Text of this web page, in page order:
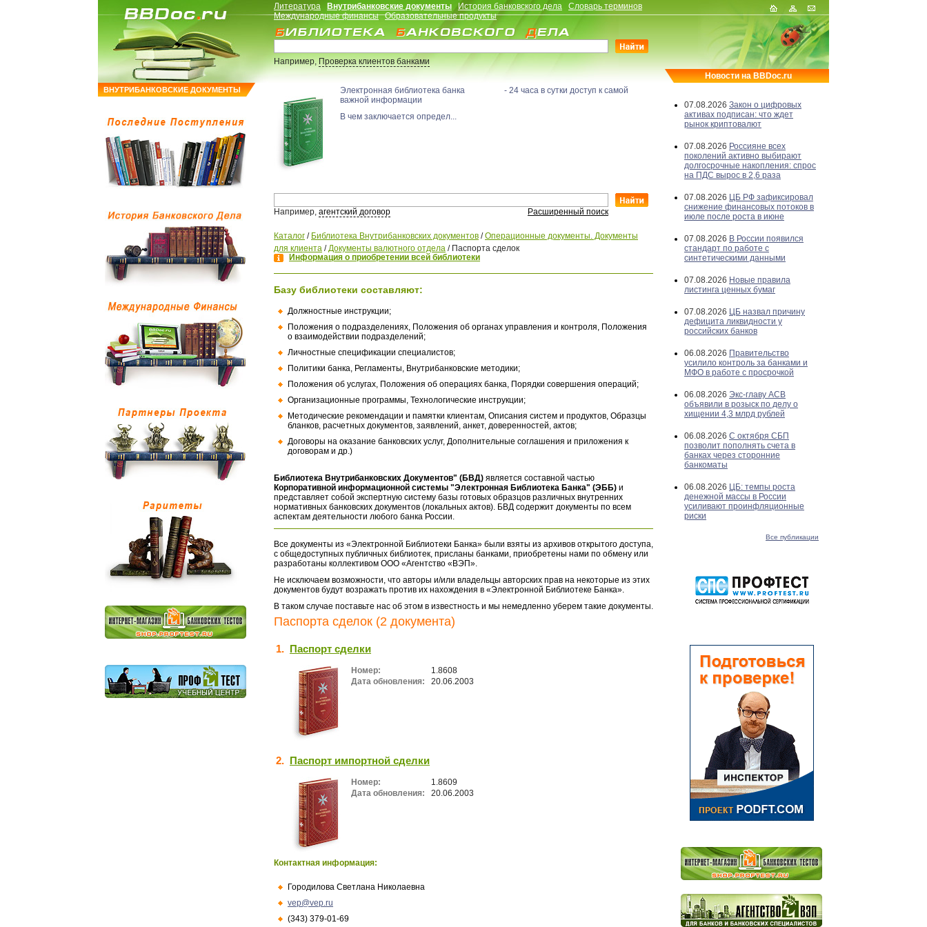
ВНУТРИБАНКОВСКИЕ ДОКУМЕНТЫ
Литература Внутрибанковские документы История банковского дела
Словарь терминов
Международные финансы
Образовательные продукты
Например,Проверка клиентов банками
Электронная библиотека банка - 24 часа в сутки доступ к самой
важной информации
В чем заключается определ...
Например, агентский договор Расширенный поиск
Каталог / Библиотека Внутрибанковских документов /Операционные документы. Документы
для клиента /Документы валютного отдела / Паспорта сделок
Информация о приобретении всей библиотеки
Базу библиотеки составляют:
Должностные инструкции;
Положения о подразделениях, Положения об органах управления и контроля, Положения
о взаимодействии подразделений;
Личностные спецификации специалистов;
Политики банка, Регламенты, Внутрибанковские методики;
Положения об услугах, Положения об операциях банка, Порядки совершения операций;
Организационные программы, Технологические инструкции;
Методические рекомендации и памятки клиентам, Описания систем и продуктов, Образцы
бланков, расчетных документов, заявлений, анкет, доверенностей, актов;
Договоры на оказание банковских услуг, Дополнительные соглашения и приложения к
договорам и др.)
Библиотека Внутрибанковских Документов" (БВД) является составной частью
Корпоративной информационной системы "Электронная Библиотека Банка" (ЭББ) и
представляет собой экспертную систему базы готовых образцов различных внутренних
нормативных банковских документов (локальных актов). БВД содержит документы по всем
аспектам деятельности любого банка России.
Все документы из «Электронной Библиотеки Банка» были взяты из архивов открытого доступа,
с общедоступных публичных библиотек, присланы банками, приобретены нами по обмену или
разработаны коллективом ООО «Агентство «ВЭП».
Не исключаем возможности, что авторы и/или владельцы авторских прав на некоторые из этих
документов будут возражать против их нахождения в «Электронной Библиотеке Банка».
В таком случае поставьте нас об этом в известность и мы немедленно уберем такие документы.
Паспорта сделок (2 документа)
1. Паспорт сделки
Номер:
1.8608
Дата обновления:
20.06.2003
2. Паспорт импортной сделки
Номер:
1.8609
Дата обновления:
20.06.2003
Контактная информация:
Городилова Светлана Николаевна
vep@vep.ru
(343) 379-01-69
Новости на BBDoc.ru
07.08.2026 Закон о цифровых
активах подписан: что ждет
рынок криптовалют
07.08.2026 Россияне всех
поколений активно выбирают
долгосрочные накопления: спрос
на ПДС вырос в 2,6 раза
07.08.2026 ЦБ РФ зафиксировал
снижение финансовых потоков в
июле после роста в июне
07.08.2026 В России появился
стандарт по работе с
синтетическими данными
07.08.2026 Новые правила
листинга ценных бумаг
07.08.2026 ЦБ назвал причину
дефицита ликвидности у
российских банков
06.08.2026 Правительство
усилило контроль за банками и
МФО в работе с просрочкой
06.08.2026 Экс-главу АСВ
объявили в розыск по делу о
хищении 4,3 млрд рублей
06.08.2026 С октября СБП
позволит пополнять счета в
банках через сторонние
банкоматы
06.08.2026 ЦБ: темпы роста
денежной массы в России
усиливают проинфляционные
риски
Все публикации